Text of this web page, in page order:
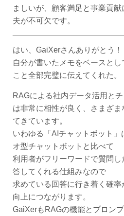
ましいが、顧客満足と事業貢
夫が不可欠です。
はい、GaiXerさんありがとう！
自分が書いたメモをベースと
こと全部完璧に伝えてくれた。
RAGによる社内データ活用と
は非常に相性が良く、さまざ
てきています。
いわゆる「AIチャットボット」
オ型チャットボットと比べて
利用者がフリーワードで質問し
答してくれる仕組みなので
求めている回答に行き着く確
向上につながります。
GaiXerもRAGの機能とプロン